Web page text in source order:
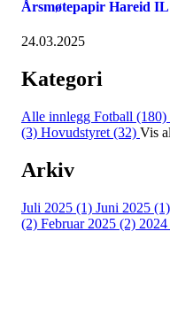
Årsmøtepapir Hareid IL
24.03.2025
Kategori
Alle innlegg Fotball (180)
(3) Hovudstyret (32) Vis
Arkiv
Juli 2025 (1) Juni 2025 (1)
(2) Februar 2025 (2)